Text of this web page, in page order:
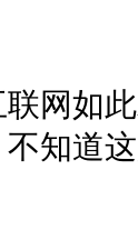
网如
知道